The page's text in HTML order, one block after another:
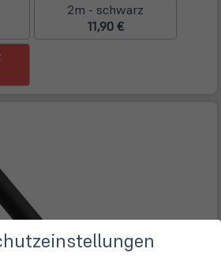
2m - schwarz
11,90 €